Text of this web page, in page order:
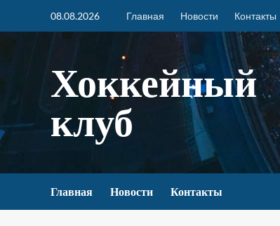
08.08.2026 Главная Новости Контакты
Хоккейный
клуб
Главная Новости Контакты